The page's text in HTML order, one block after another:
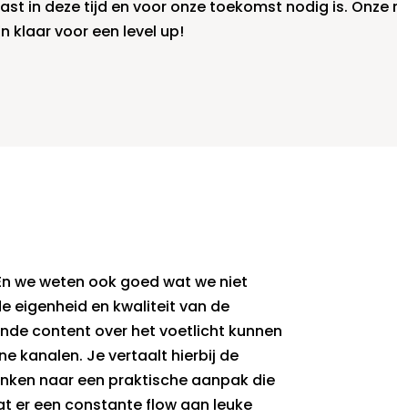
in deze tijd en voor onze toekomst nodig is. Onze
klaar voor een level up!
we weten ook goed wat we niet
eigenheid en kwaliteit van de
content over het voetlicht kunnen
kanalen. Je vertaalt hierbij de
naar een praktische aanpak die
er een constante flow aan leuke